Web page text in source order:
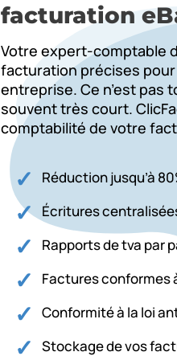
facturation
Votre expert-comptable
facturation précises
entreprise. Ce n’est pas
souvent très court.
comptabilité de votre
Réduction jusqu’à
Écritures
Rapports de tva par
Factures conformes
Conformité à la loi
Stockage de vos